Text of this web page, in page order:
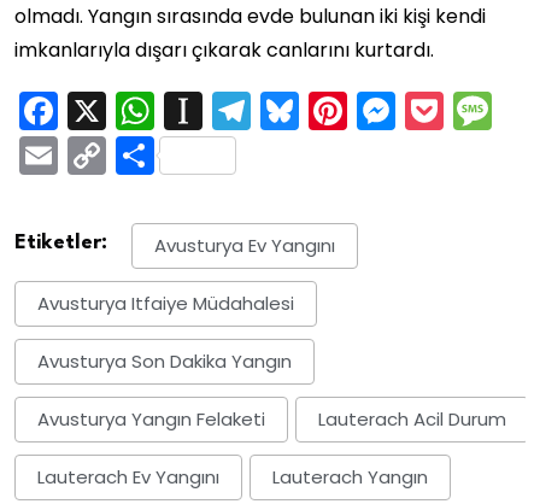
olmadı. Yangın sırasında evde bulunan iki kişi kendi
imkanlarıyla dışarı çıkarak canlarını kurtardı.
Facebook
X WhatsApp
Instapaper
Telegram
Bluesky
Pinterest
EmailCopy
Link
Share
Etiketler: Avusturya Ev Yangını
Avusturya Itfaiye Müdahalesi
Avusturya Son Dakika Yangın
Avusturya Yangın Felaketi Lauterach Acil Durum
Lauterach Ev Yangını Lauterach Yangın